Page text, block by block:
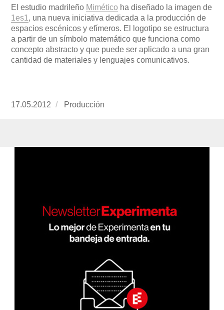
El estudio madrileño Mimético ha diseñado la imagen de
1es1 , una nueva iniciativa dedicada a la producción de
espacios escénicos y efímeros. El logotipo se estructura
a partir de un símbolo matemático que funciona como
concepto abstracto y que puede ser aplicado a una gran
cantidad de materiales y lenguajes comunicativos.
Publicado
17.05.2012 https://www.experimenta.es/author/
Producción